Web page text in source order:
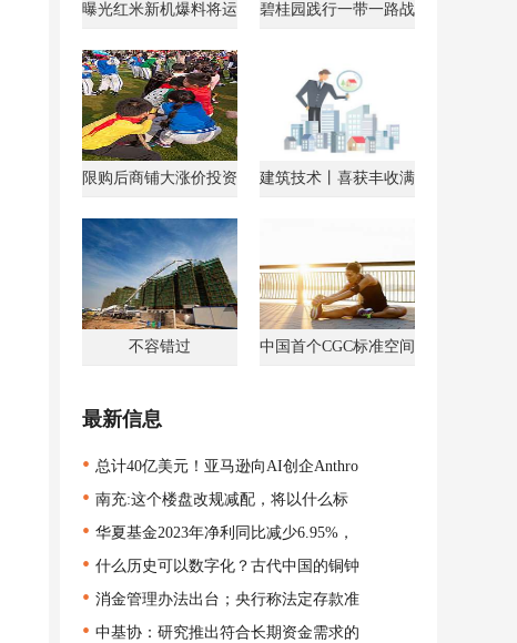
曝光红米新机爆料将运 碧桂园践行一带一路战
限购后商铺大涨价投资 建筑技术丨喜获丰收满
不容错过 中国首个CGC标准空间
最新信息
• 总计40亿美元！亚马逊向AI创企Anthro
• 南充:这个楼盘改规减配，将以什么标
• 华夏基金2023年净利同比减少6.95%，
• 什么历史可以数字化？古代中国的铜钟
• 消金管理办法出台；央行称法定存款准
• 中基协：研究推出符合长期资金需求的